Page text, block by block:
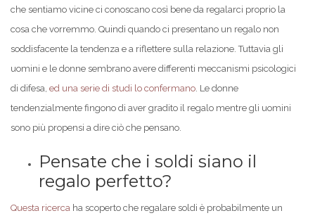
che sentiamo vicine ci conoscano così bene da regalarci proprio la
cosa che vorremmo. Quindi quando ci presentano un regalo non
soddisfacente la tendenza e a riflettere sulla relazione. Tuttavia gli
uomini e le donne sembrano avere differenti meccanismi psicologici
di difesa, ed una serie di studi lo confermano. Le donne
tendenzialmente fingono di aver gradito il regalo mentre gli uomini
sono più propensi a dire ciò che pensano.
Pensate che i soldi siano il
regalo perfetto?
Questa ricerca ha scoperto che regalare soldi è probabilmente un